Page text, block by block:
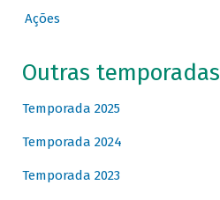
Ações
Outras temporadas
Temporada 2025
Temporada 2024
Temporada 2023